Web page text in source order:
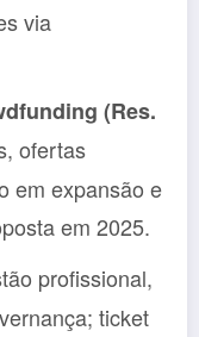
via
(Res.
ofertas
em expansão e
em 2025.
profissional,
ticket